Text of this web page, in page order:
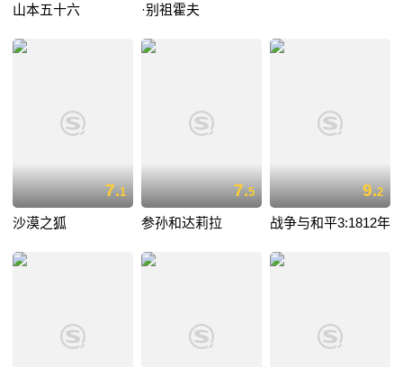
山本五十六
·别祖霍夫
7.1
沙漠之狐
7.5
参孙和达莉拉
9.2
战争与和平3:1812年